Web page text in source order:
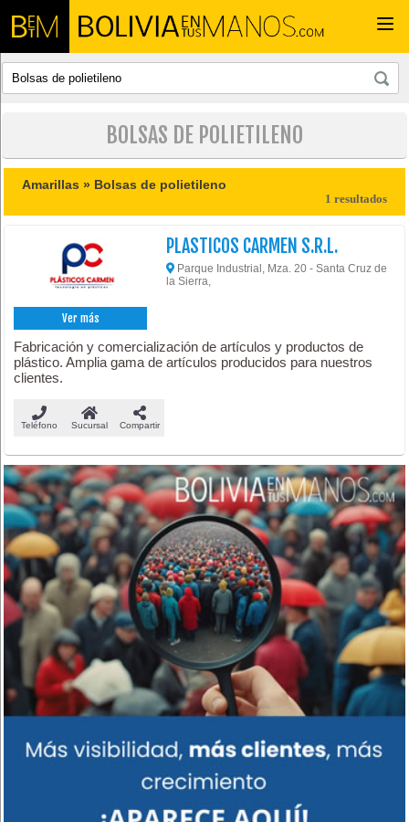
BOLSAS DE POLIETILENO
Amarillas » Bolsas de polietileno
1 resultados
Ver más
PLASTICOS CARMEN S.R.L.
Parque Industrial, Mza. 20 - Santa Cruz de
la Sierra,
Fabricación y comercialización de artículos y productos de
plástico. Amplia gama de artículos producidos para nuestros
clientes.
Teléfono Sucursal Compartir